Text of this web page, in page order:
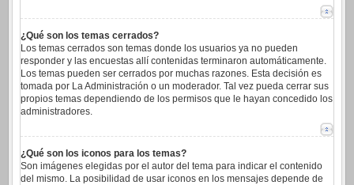
¿Qué son los temas cerrados?
Los temas cerrados son temas donde los usuarios ya no pueden
responder y las encuestas allí contenidas terminaron automáticamente.
Los temas pueden ser cerrados por muchas razones. Esta decisión es
tomada por La Administración o un moderador. Tal vez pueda cerrar sus
propios temas dependiendo de los permisos que le hayan concedido los
administradores.
¿Qué son los iconos para los temas?
Son imágenes elegidas por el autor del tema para indicar el contenido
del mismo. La posibilidad de usar iconos en los mensajes depende de